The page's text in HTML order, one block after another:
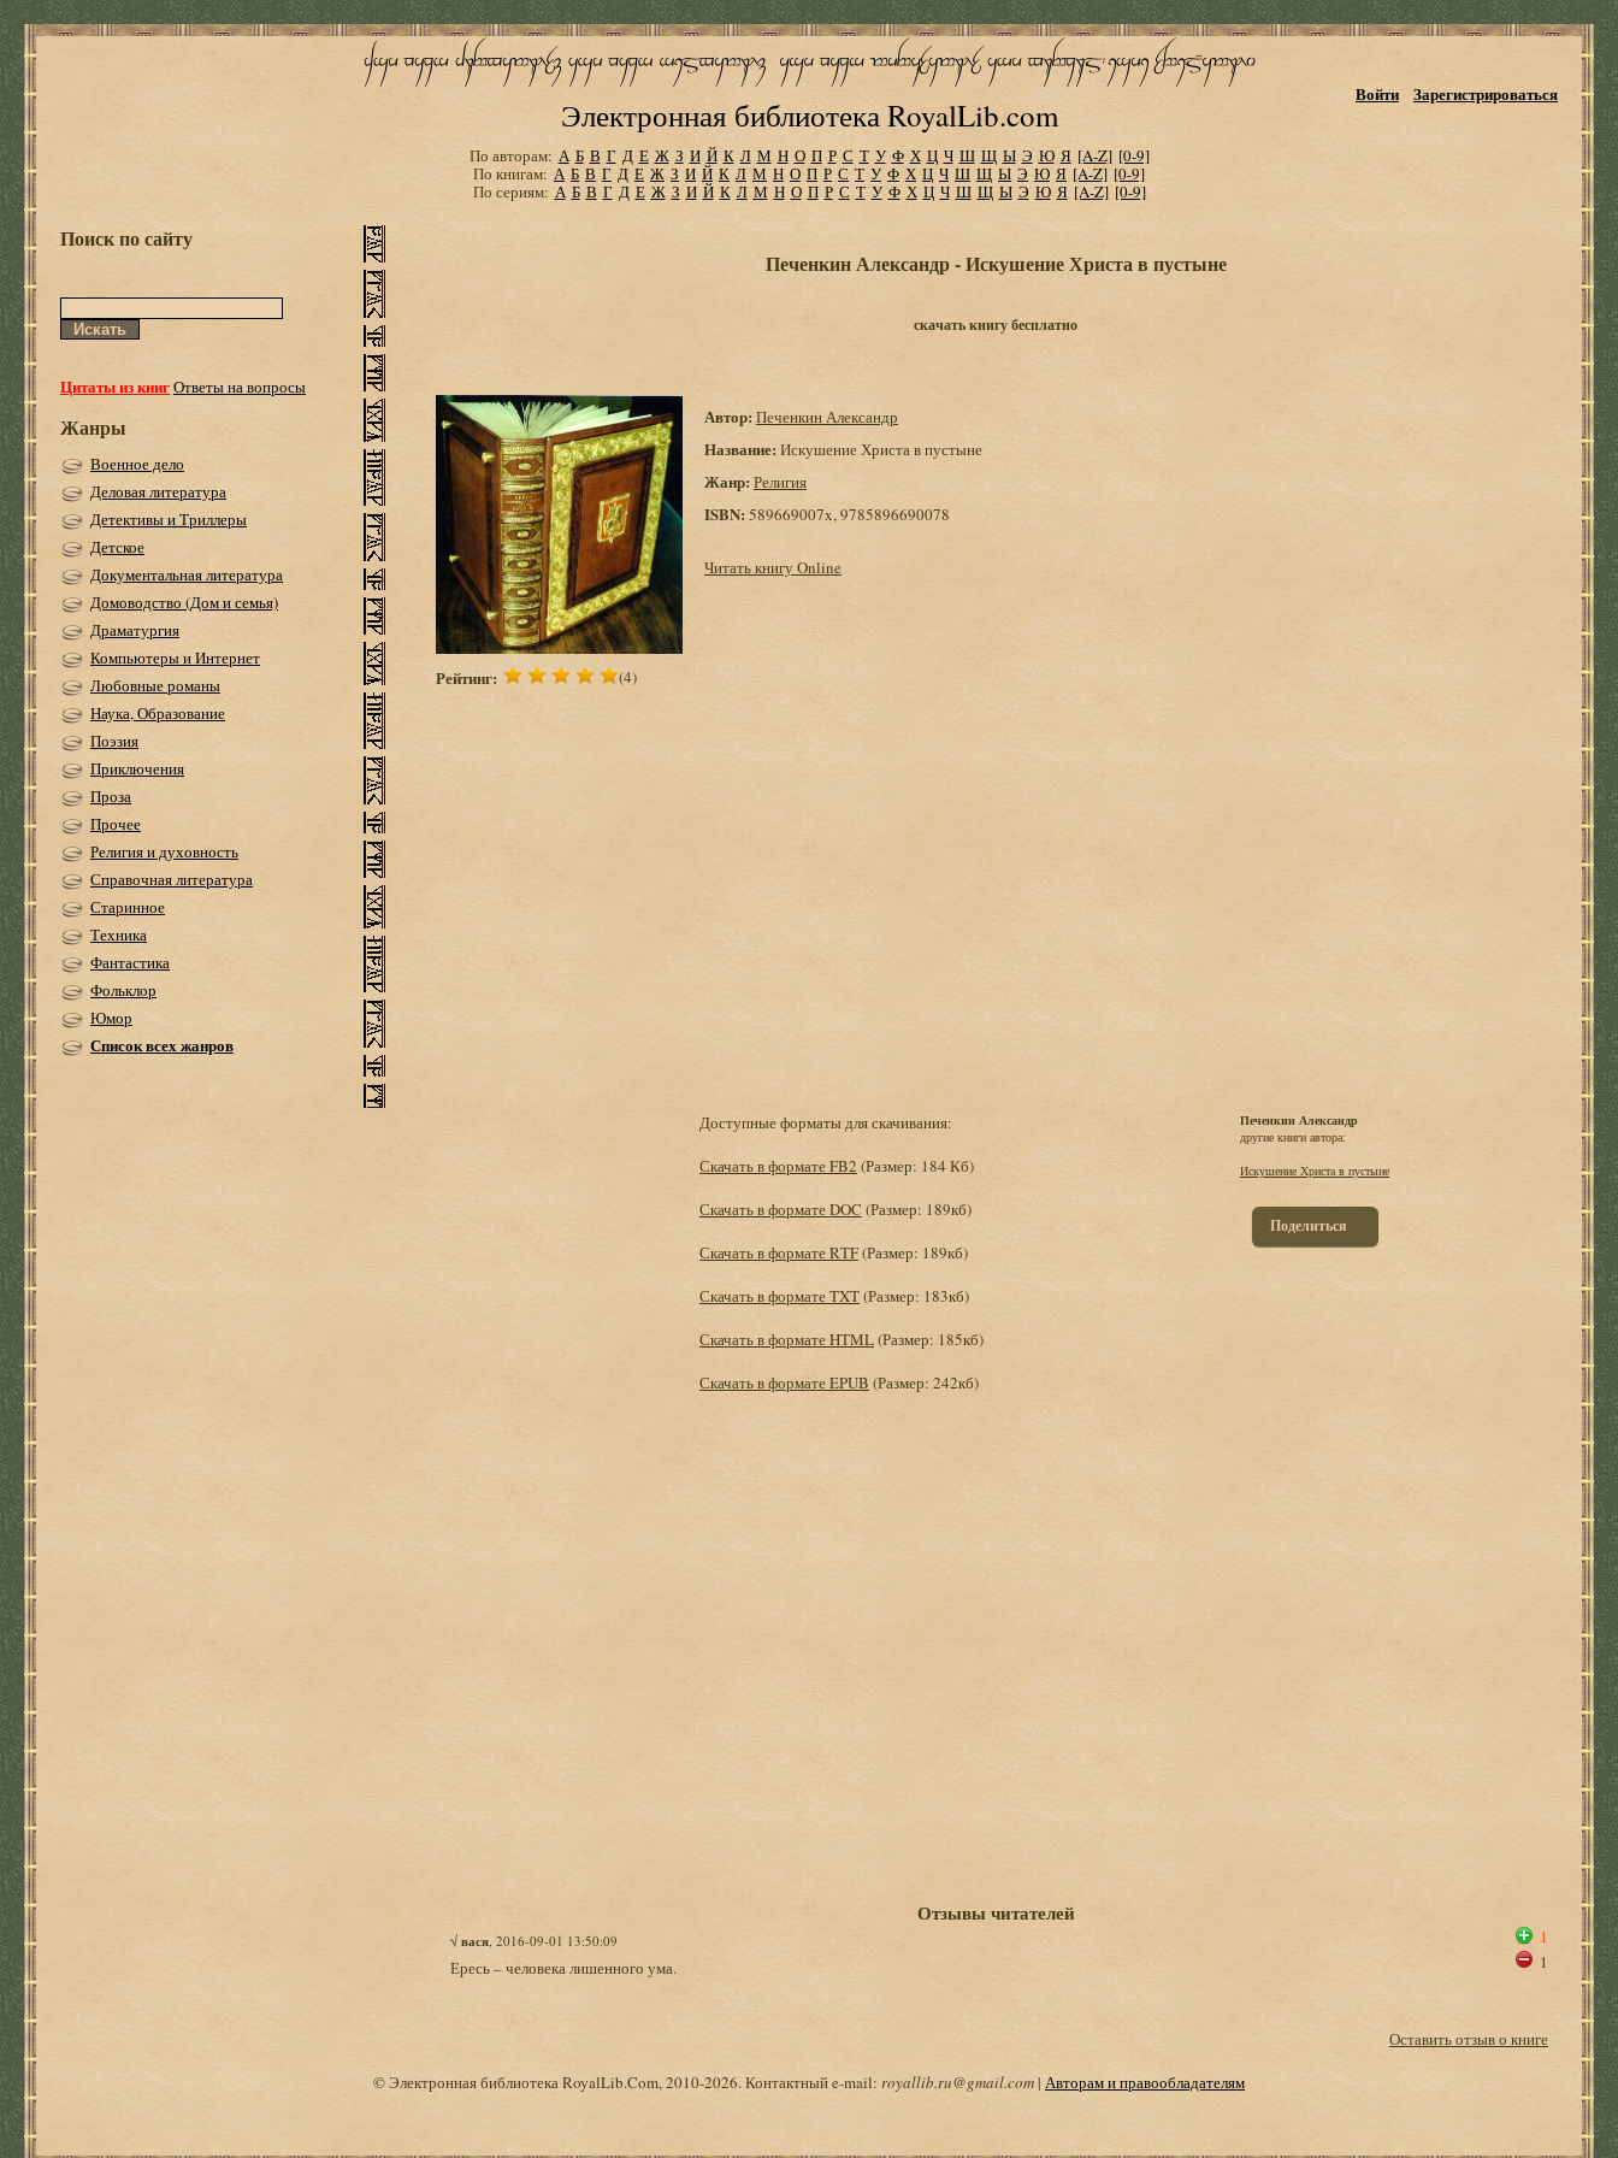
Электронная библиотека RoyalLib.com
Войти Зарегистрироваться
По авторам: А Б В Г Д Е Ж З И Й К Л М Н О П Р С Т У Ф Х Ц Ч Ш Щ Ы Э Ю Я [A-Z] [0-9]
По книгам: А Б В Г Д Е Ж З И Й К Л М Н О П Р С Т У Ф Х Ц Ч Ш Щ Ы Э Ю Я [A-Z] [0-9]
По сериям: А Б В Г Д Е Ж З И Й К Л М Н О П Р С Т У Ф Х Ц Ч Ш Щ Ы Э Ю Я [A-Z] [0-9]
Поиск по сайту
Цитаты из книгОтветы на вопросы
Жанры
Военное дело
Деловая литература
Детективы и Триллеры
Детское
Документальная литература
Домоводство (Дом и семья)
Драматургия
Компьютеры и Интернет
Любовные романы
Наука, Образование
Поэзия
Приключения
Проза
Прочее
Религия и духовность
Справочная литература
Старинное
Техника
Фантастика
Фольклор
Юмор
Список всех жанров
Печенкин Александр - Искушение Христа в пустыне
скачать книгу бесплатно
Рейтинг: (4)
Автор: Печенкин Александр
Название: Искушение Христа в пустыне
Жанр: Религия
ISBN: 589669007x, 9785896690078
Читать книгу Online
Доступные форматы для скачивания:
Скачать в формате FB2 (Размер: 184 Кб)
Скачать в формате DOC (Размер: 189кб)
Скачать в формате RTF(Размер: 189кб)
Скачать в формате TXT(Размер: 183кб)
Скачать в формате HTML(Размер: 185кб)
Скачать в формате EPUB (Размер: 242кб)
Печенкин Александр
другие книги автора:
Искушение Христа в пустыне
Поделиться
Отзывы читателей
√ вася, 2016-09-01 13:50:09
Ересь – человека лишенного ума.
1
1
Оставить отзыв о книге
© Электронная библиотека RoyalLib.Com, 2010-2026. Контактный e-mail: royallib.ru@gmail.com| Авторам и правообладателям